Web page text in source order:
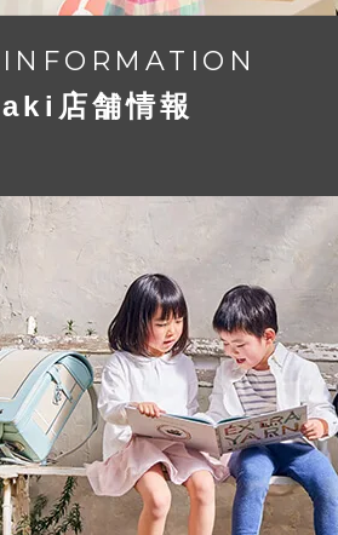
も丁寧に
ットなメタルパーツの
っかりと組み合わされ
さを生み出します。
店舗情報